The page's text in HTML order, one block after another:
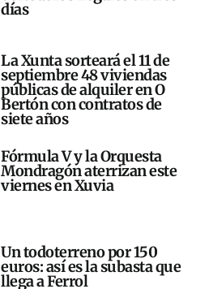
días
La Xunta sorteará el 11 de
septiembre 48 viviendas
públicas de alquiler en O
Bertón con contratos de
siete años
Fórmula V y la Orquesta
Mondragón aterrizan este
viernes en Xuvia
Un todoterreno por 150
euros: así es la subasta que
llega a Ferrol